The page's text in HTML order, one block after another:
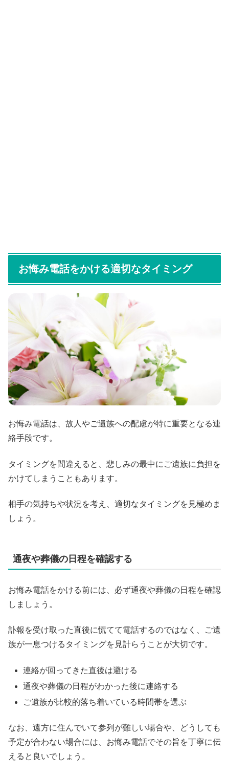
お悔み電話をかける適切なタイミング
お悔み電話は、故人やご遺族への配慮が特に重要となる連
絡手段です。
タイミングを間違えると、悲しみの最中にご遺族に負担を
かけてしまうこともあります。
相手の気持ちや状況を考え、適切なタイミングを見極めま
しょう。
通夜や葬儀の日程を確認する
お悔み電話をかける前には、必ず通夜や葬儀の日程を確認
しましょう。
訃報を受け取った直後に慌てて電話するのではなく、ご遺
族が一息つけるタイミングを見計らうことが大切です。
連絡が回ってきた直後は避ける
通夜や葬儀の日程がわかった後に連絡する
ご遺族が比較的落ち着いている時間帯を選ぶ
なお、遠方に住んでいて参列が難しい場合や、どうしても
予定が合わない場合には、お悔み電話でその旨を丁寧に伝
えると良いでしょう。